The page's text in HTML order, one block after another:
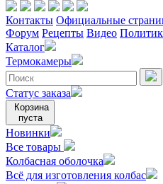
Контакты Официальные
Форум Рецепты Видео
Каталог
Термокамеры
Статус заказа
Корзина
пуста
Новинки
Все товары
Колбасная оболочка
Всё для изготовления колбас